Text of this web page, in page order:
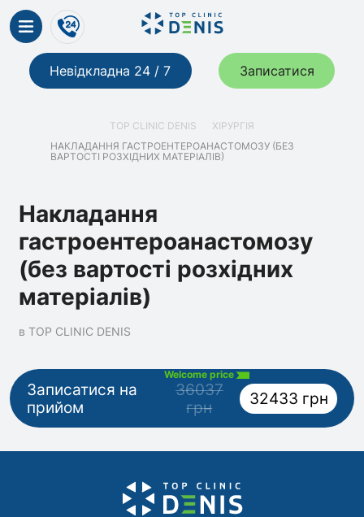
Невідкладна 24 / 7 Записатися
TOP CLINIC DENIS
ХІРУРГІЯ
НАКЛАДАННЯ ГАСТРОЕНТЕРОАНАСТОМОЗУ (БЕЗ
ВАРТОСТІ РОЗХІДНИХ МАТЕРІАЛІВ)
Накладання
гастроентероанастомозу
(без вартості розхідних
матеріалів)
в TOP CLINIC DENIS
Записатися на
прийом
Welcome price
36037
грн
32433 грн